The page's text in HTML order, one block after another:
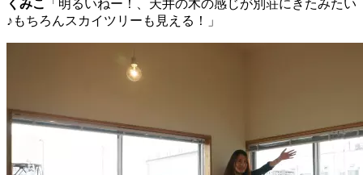
くみこ
「明るいねー！、天井の木の感じが別荘にきたみたい
♪もちろんスカイツリーも見える！」